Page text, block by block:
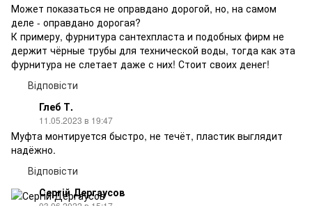
Может показаться не оправдано дорогой, но, на самом
деле - оправдано дорогая?
К примеру, фурнитура сантехпласта и подобных фирм не
держит чёрные трубы для технической воды, тогда как эта
фурнитура не слетает даже с них! Стоит своих денег!
Відповісти
Глеб Т.
11.05.2023 в 19:47
Муфта монтируется быстро, не течёт, пластик выглядит
надёжно.
Відповісти
Сергій Дергаусов